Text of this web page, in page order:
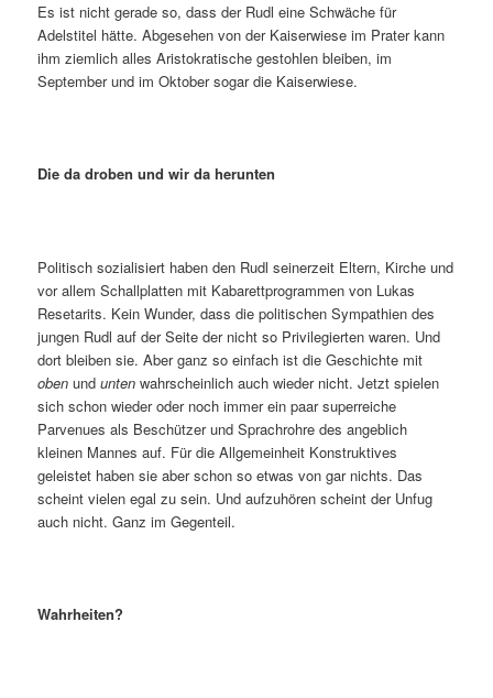
Es ist nicht gerade so, dass der Rudl eine Schwäche für
Adelstitel hätte. Abgesehen von der Kaiserwiese im Prater kann
ihm ziemlich alles Aristokratische gestohlen bleiben, im
September und im Oktober sogar die Kaiserwiese.
Die da droben und wir da herunten
Politisch sozialisiert haben den Rudl seinerzeit Eltern, Kirche und
vor allem Schallplatten mit Kabarettprogrammen von Lukas
Resetarits. Kein Wunder, dass die politischen Sympathien des
jungen Rudl auf der Seite der nicht so Privilegierten waren. Und
dort bleiben sie. Aber ganz so einfach ist die Geschichte mit
oben undunten wahrscheinlich auch wieder nicht. Jetzt spielen
sich schon wieder oder noch immer ein paar superreiche
Parvenues als Beschützer und Sprachrohre des angeblich
kleinen Mannes auf. Für die Allgemeinheit Konstruktives
geleistet haben sie aber schon so etwas von gar nichts. Das
scheint vielen egal zu sein. Und aufzuhören scheint der Unfug
auch nicht. Ganz im Gegenteil.
Wahrheiten?